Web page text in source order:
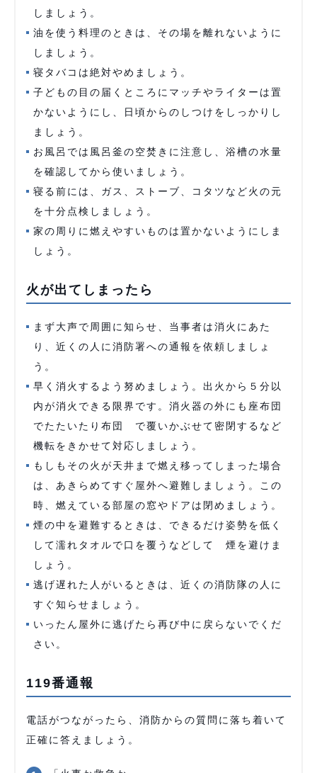
しましょう。
油を使う料理のときは、その場を離れないように
しましょう。
寝タバコは絶対やめましょう。
子どもの目の届くところにマッチやライターは置
かないようにし、日頃からのしつけをしっかりし
ましょう。
お風呂では風呂釜の空焚きに注意し、浴槽の水量
を確認してから使いましょう。
寝る前には、ガス、ストーブ、コタツなど火の元
を十分点検しましょう。
家の周りに燃えやすいものは置かないようにしま
しょう。
火が出てしまったら
まず大声で周囲に知らせ、当事者は消火にあた
り、近くの人に消防署への通報を依頼しましょ
う。
早く消火するよう努めましょう。出火から５分以
内が消火できる限界です。消火器の外にも座布団
でたたいたり布団 で覆いかぶせて密閉するなど
機転をきかせて対応しましょう。
もしもその火が天井まで燃え移ってしまった場合
は、あきらめてすぐ屋外へ避難しましょう。この
時、燃えている部屋の窓やドアは閉めましょう。
煙の中を避難するときは、できるだけ姿勢を低く
して濡れタオルで口を覆うなどして 煙を避けま
しょう。
逃げ遅れた人がいるときは、近くの消防隊の人に
すぐ知らせましょう。
いったん屋外に逃げたら再び中に戻らないでくだ
さい。
119番通報
電話がつながったら、消防からの質問に落ち着いて
正確に答えましょう。